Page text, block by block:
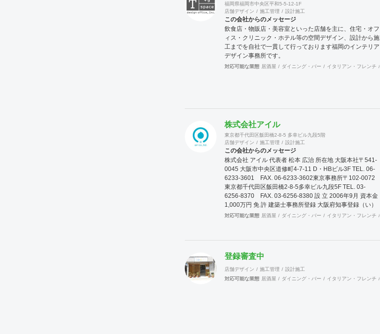
福岡県福岡市中央区平和5-5-12-1F
店舗デザイン
施工管理 設計施工
この会社からのメッセージ
飲食店・物販店・美容室といった店舗を主に、住宅・オフ
ィス・クリニック・ホテル等の空間デザイン、設計から施
工までを自社で一貫して行っております福岡のインテリア
デザイン事務所です。
対応可能な業態 居酒屋 ダイニング・バー イタリアン・フレンチ
株式会社アイル
東京都千代田区飯田橋2-8-5 多幸ビル九段5階
店舗デザイン
施工管理 設計施工
この会社からのメッセージ
株式会社 アイル 代表者 松本 広治 所在地 大阪本社〒541-
0045 大阪市中央区道修町4-7-11 D・HBビル3F TEL. 06-
6233-3601 FAX. 06-6233-3602東京事務所〒102-0072
東京都千代田区飯田橋2-8-5多幸ビル九段5F TEL. 03-
6256-8370 FAX. 03-6256-8380 設 立 2006年9月 資本金
1,000万円 免 許 建築士事務所登録 大阪府知事登録（い）
第8279号 建築業許可 大阪府知事登録（般-20）第131632
ンテナンス、現状復旧工事、環境機器販売 取引銀行 三菱
部 大阪信用金庫 西支店
対応可能な業態 居酒屋 ダイニング・バー イタリアン・フレンチ
登録審査中
店舗デザイン 施工管理
設計施工
対応可能な業態 居酒屋 ダイニング・バー イタリアン・フレンチ